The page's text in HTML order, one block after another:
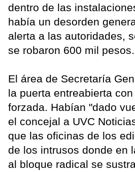
dentro de las
había un desorden
alerta a las autoridades,
se robaron 600 mil pesos.
El área de Secretaría
la puerta entreabierta
forzada. Habían "dado
el concejal a UVC
que las oficinas de los
de los intrusos donde en
al bloque radical se